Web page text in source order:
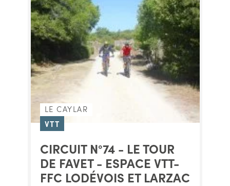
LE CAYLAR
VTT
CIRCUIT N°74 - LE TOUR
DE FAVET - ESPACE VTT-
FFC LODÉVOIS ET LARZAC